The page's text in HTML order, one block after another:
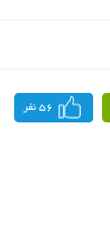
56 نفر